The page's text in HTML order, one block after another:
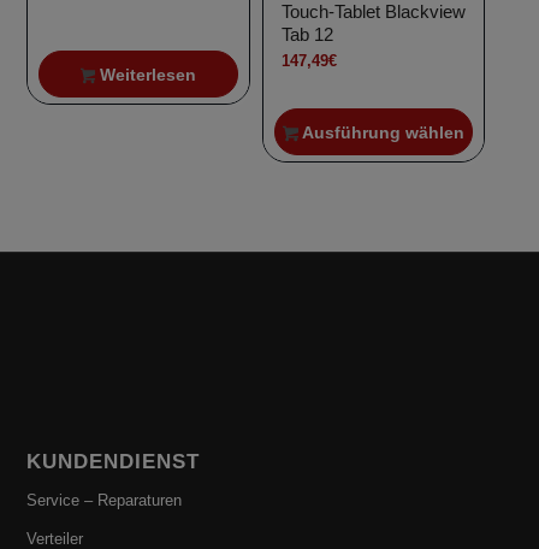
Weiterlesen
Touch-Tablet Blackview
Tab 12
147,49€
Ausführung wählen
KUNDENDIENST
Service – Reparaturen
Verteiler